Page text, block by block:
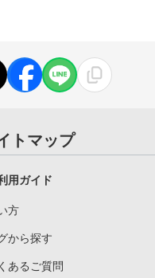
トマップ
用ガイド
方
から探す
あるご質問